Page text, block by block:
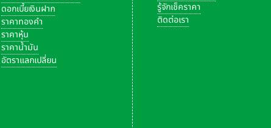
ดอกเบี้ยเงินฝาก
ราคาทองคำ
ราคาหุ้น
ราคาน้ำมัน
อัตราแลกเปลี่ยน
รู้จักเช็คราคา
ติดต่อเรา